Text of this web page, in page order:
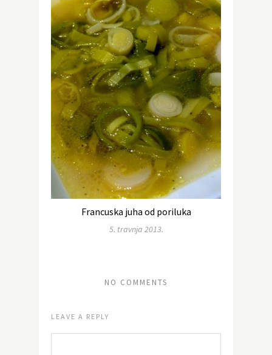
Francuska juha od poriluka
5. travnja 2013.
NO COMMENTS
LEAVE A REPLY